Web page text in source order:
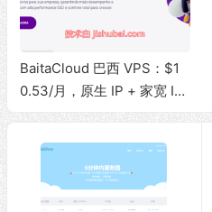
BaitaCloud 巴西 VPS：$1
0.53/月，原生 IP + 家宽 IS